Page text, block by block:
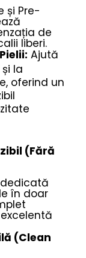
și Pre-
de
liberi.
Ajută
la
oferind un
(Fără
în doar
(Clean